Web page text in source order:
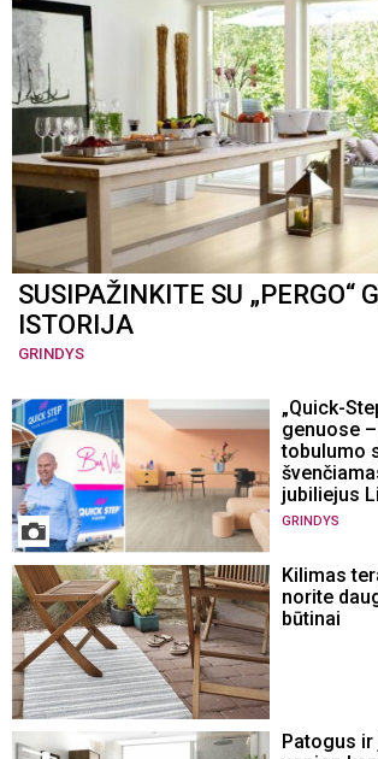
SUSIPAŽINKITE SU „PERGO“
ISTORIJA
GRINDYS
„Quick-
genuose
tobulumo
jubiliejus
GRINDYS
Kilimas
norite
būtinai
Patogus